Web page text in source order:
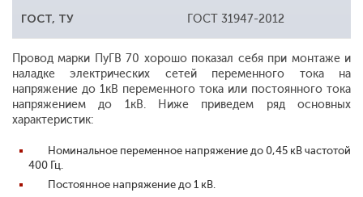
ГОСТ, ТУ ГОСТ 31947-2012
Провод марки ПуГВ 70 хорошо показал себя при монтаже и
наладке электрических сетей переменного тока на
напряжение до 1кВ переменного тока или постоянного тока
напряжением до 1кВ. Ниже приведем ряд основных
характеристик:
Номинальное переменное напряжение до 0,45 кВ частотой
400 Гц.
Постоянное напряжение до 1 кВ.